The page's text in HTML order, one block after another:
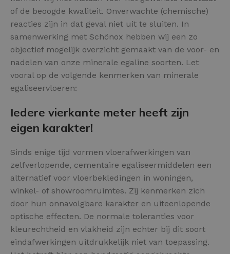
of de beoogde kwaliteit. Onverwachte (chemische)
reacties zijn in dat geval niet uit te sluiten. In
samenwerking met Schönox hebben wij een zo
objectief mogelijk overzicht gemaakt van de voor- en
nadelen van onze minerale egaline soorten. Let
vooral op de volgende kenmerken van minerale
egaliseervloeren:
Iedere vierkante meter heeft zijn
eigen karakter!
Sinds enige tijd vormen vloerafwerkingen van
zelfverlopende, cementaire egaliseermiddelen een
alternatief voor vloerbekledingen in woningen,
winkel- of showroomruimtes. Zij kenmerken zich
door hun onnavolgbare karakter en uiteenlopende
optische effecten. De normale toleranties voor
kleurechtheid en vlakheid zijn echter bij dit soort
eindafwerkingen uitdrukkelijk niet van toepassing.